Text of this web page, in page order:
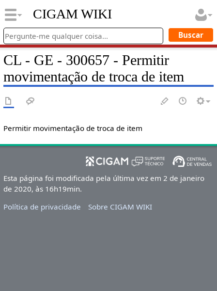
CIGAM WIKI
CL - GE - 300657 - Permitir
movimentação de troca de item
Permitir movimentação de troca de item
Esta página foi modificada pela última vez em 2 de janeiro
de 2020, às 16h19min.
Política de privacidade
Sobre CIGAM WIKI